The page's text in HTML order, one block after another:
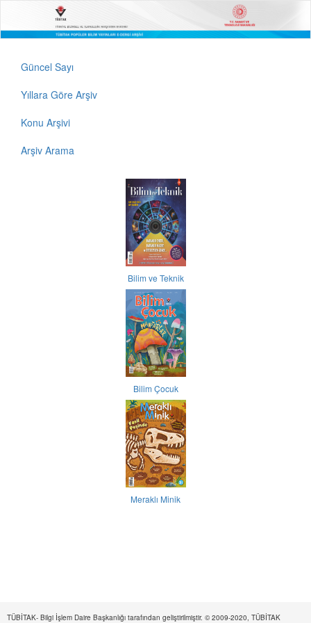
Güncel Sayı
Yıllara Göre Arşiv
Konu Arşivi
Arşiv Arama
Bilim ve Teknik
Bilim Çocuk
Meraklı Minik
TÜBİTAK- Bilgi İşlem Daire Başkanlığı tarafından geliştirilmiştir. © 2009-2020, TÜBİTAK